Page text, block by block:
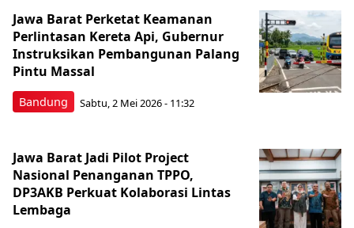
Bandung
Jawa Barat Perketat Keamanan
Perlintasan Kereta Api, Gubernur
Instruksikan Pembangunan Palang
Pintu Massal
Sabtu, 2 Mei 2026 - 11:32
Jawa Barat Jadi Pilot Project
Nasional Penanganan TPPO,
DP3AKB Perkuat Kolaborasi Lintas
Lembaga